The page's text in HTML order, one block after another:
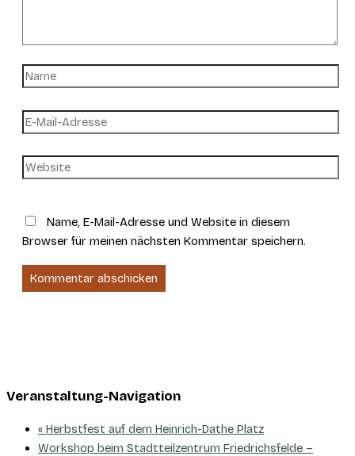
Name
E-
Mail-
Adresse
Website
Name, E-Mail-Adresse und Website in diesem
Browser für meinen nächsten Kommentar speichern.
Veranstaltung-Navigation
« Herbstfest auf dem Heinrich-Dathe Platz
Workshop beim Stadtteilzentrum Friedrichsfelde –